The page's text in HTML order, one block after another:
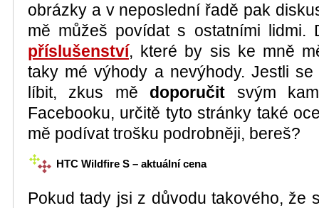
obrázky a v neposlední řadě pak
mě můžeš povídat s ostatními lidmi.
příslušenství, které by sis ke mně
taky mé výhody a nevýhody. Jestli
líbit, zkus mě doporučit svým
Facebooku, určitě tyto stránky také
mě podívat trošku podrobněji, bereš?
HTC Wildfire S – aktuální cena
Pokud tady jsi z důvodu takového, že